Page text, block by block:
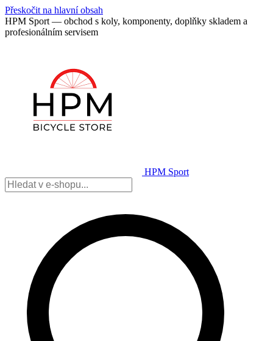
Přeskočit na hlavní obsah
HPM Sport — obchod s koly, komponenty, doplňky skladem a
profesionálním servisem
HPM Sport